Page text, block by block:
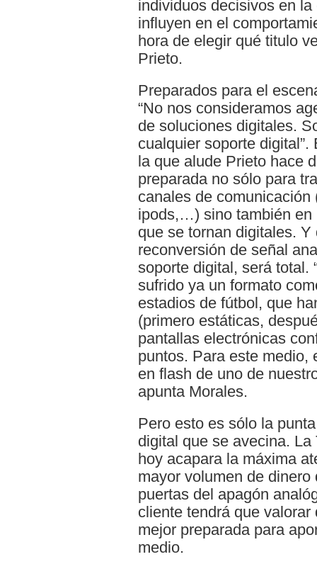
individuos decisivos en
influyen en el
hora de elegir qué titulo
Prieto.
Preparados para el
“No nos consideramos
de soluciones digitales.
cualquier soporte
la que alude Prieto hace
preparada no sólo para
canales de
ipods,…) sino también en
que se tornan digitales.
reconversión de señal
soporte digital, será total.
sufrido ya un formato
estadios de fútbol, que
(primero estáticas,
pantallas electrónicas
puntos. Para este medio,
en flash de uno de
apunta Morales.
Pero esto es sólo la
digital que se avecina.
hoy acapara la máxima
mayor volumen de
puertas del apagón
cliente tendrá que
mejor preparada para
medio.